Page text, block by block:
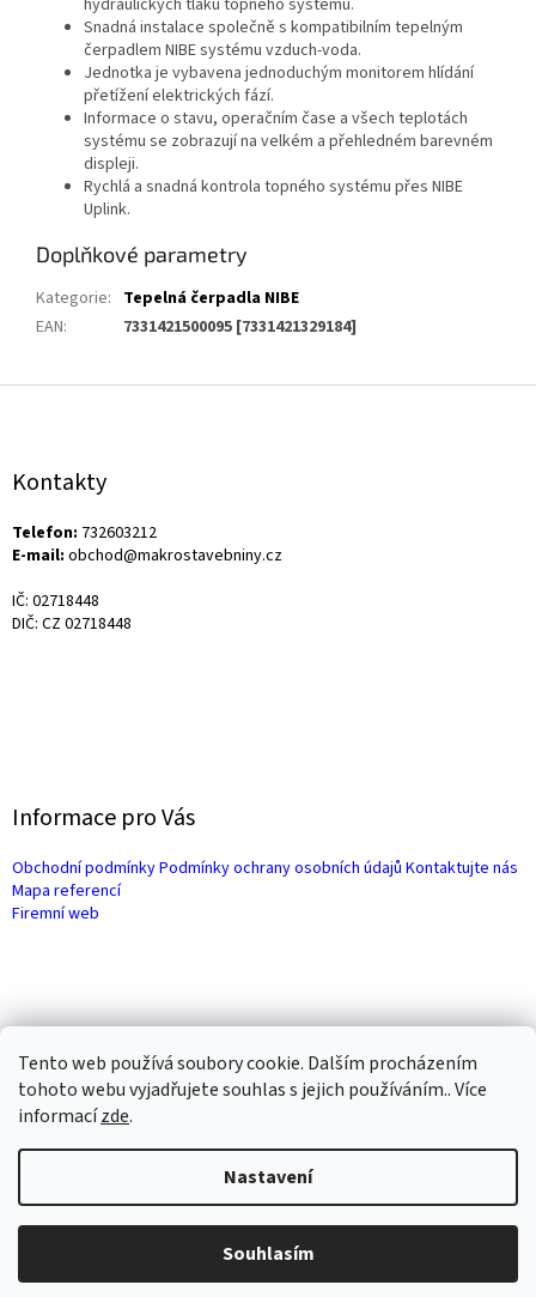
Tento web používá soubory cookie. Dalším procházením
tohoto webu vyjadřujete souhlas s jejich používáním.. Více
informacízde.
Nastavení
Souhlasím
hydraulických tlaků topného systému.
Snadná instalace společně s kompatibilním tepelným
čerpadlem NIBE systému vzduch-voda.
Jednotka je vybavena jednoduchým monitorem hlídání
přetížení elektrických fází.
Informace o stavu, operačním čase a všech teplotách
systému se zobrazují na velkém a přehledném barevném
displeji.
Rychlá a snadná kontrola topného systému přes NIBE
Uplink.
Doplňkové parametry
Kategorie: Tepelná čerpadla NIBE
EAN: 7331421500095 [7331421329184]
Kontakty
Telefon: 732603212
E-mail: obchod@makrostavebniny.cz
IČ: 02718448
DIČ: CZ 02718448
Informace pro Vás
Obchodní podmínkyPodmínky ochrany osobních údajů Kontaktujte nás
Mapa referencí
Firemní web
Copyright 2026Čerpadla NIBE. Všechna práva vyhrazena.Upravit
nastavení cookies